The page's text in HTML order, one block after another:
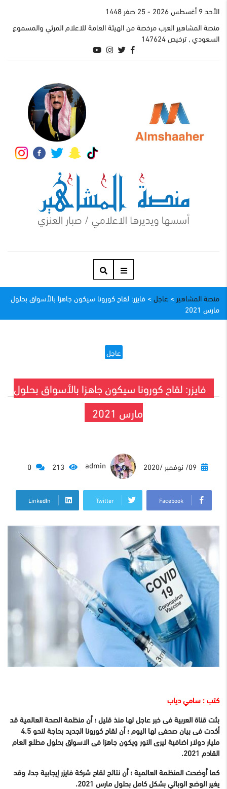
اﻷحد 9 أغسطس 2026
- 25 صفر 1448
منصة المشاهير العرب مرخصة من الهيئة العامة للاعلام المرئي والمسموع
السعودي , ترخيص 147624
منصة المشاهير > عاجل> فايزر: لقاح كورونا سيكون جاهزا بالأسواق بحلول
مارس 2021
عاجل
فايزر: لقاح كورونا سيكون جاهزا بالأسواق بحلول
مارس 2021
09/ نوفمبر /2020
Facebook
Twitter
LinkedIn
كتب : سامي دياب
بثت قناة العربية فى خبر عاجل لها منذ قليل ؛ أن منظمة الصحة العالمية قد
أكدت فى بيان صحفى لها اليوم ؛ أن لقاح كورونا الجديد بحاجة لنحو 4.5
مليار دولار اضافية ليرى النور ويكون جاهزا فى الاسواق بحلول مطلع العام
القادم 2021.
كما أوضحت المنظمة العالمية ؛ أن نتائج لقاح شركة فايزر إيجابية جدا، وقد
يغير الوضع الوبائي بشكل كامل بحلول مارس 2021.